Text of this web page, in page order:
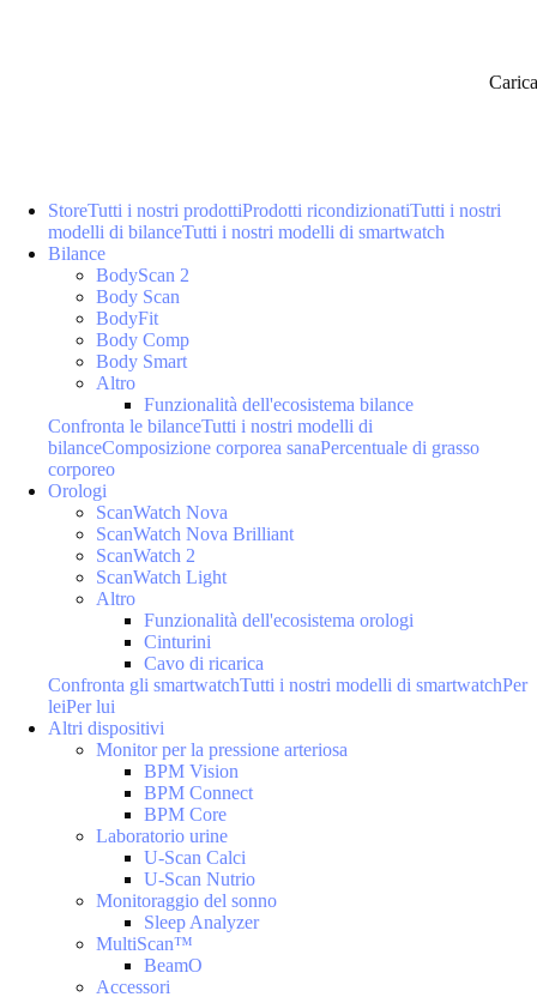
StoreTutti i nostri prodottiProdotti ricondizionatiTutti i nostri
modelli di bilanceTutti i nostri modelli di smartwatch
Bilance
BodyScan 2
Body Scan
BodyFit
Body Comp
Body Smart
Altro
Funzionalità dell'ecosistema bilance
Confronta le bilanceTutti i nostri modelli di
bilanceComposizione corporea sanaPercentuale di grasso
corporeo
Orologi
ScanWatch Nova
ScanWatch Nova Brilliant
ScanWatch 2
ScanWatch Light
Altro
Funzionalità dell'ecosistema orologi
Cinturini
Cavo di ricarica
Confronta gli smartwatchTutti i nostri modelli di smartwatchPer
leiPer lui
Altri dispositivi
Monitor per la pressione arteriosa
BPM Vision
BPM Connect
BPM Core
Laboratorio urine
U-Scan Calci
U-Scan Nutrio
Monitoraggio del sonno
Sleep Analyzer
MultiScan™
BeamO
Accessori